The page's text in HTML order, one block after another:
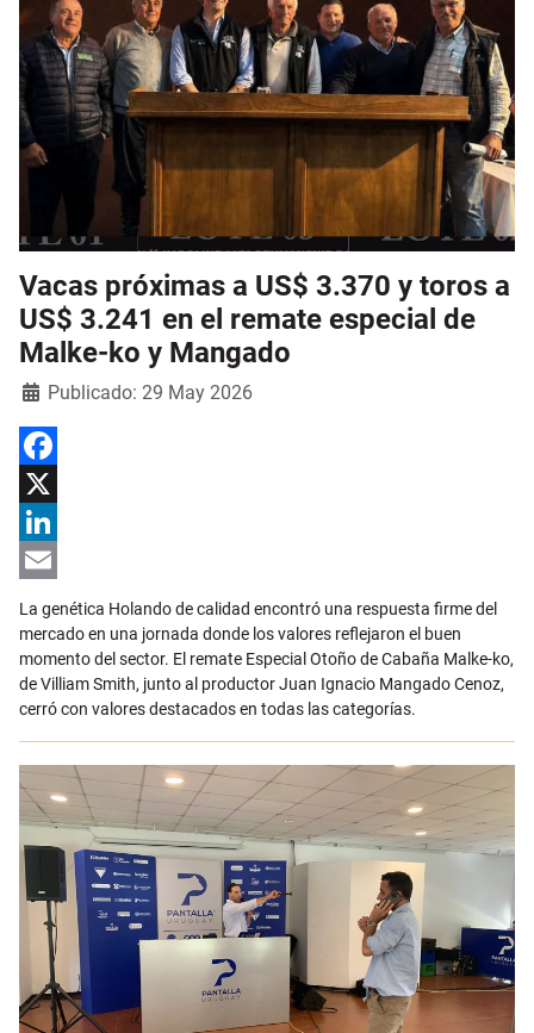
Vacas próximas a US$ 3.370 y toros a
US$ 3.241 en el remate especial de
Malke-ko y Mangado
Detalles
Publicado: 29 May 2026
Facebook
X
LinkedIn
La genética Holando de calidad encontró una respuesta firme del
mercado en una jornada donde los valores reflejaron el buen
momento del sector. El remate Especial Otoño de Cabaña Malke-ko,
de Villiam Smith, junto al productor Juan Ignacio Mangado Cenoz,
cerró con valores destacados en todas las categorías.